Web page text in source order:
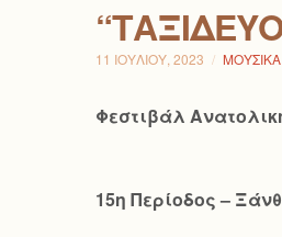
11 ΙΟΥΛΊΟΥ, 2023
Φεστιβάλ
15η Περίοδος –